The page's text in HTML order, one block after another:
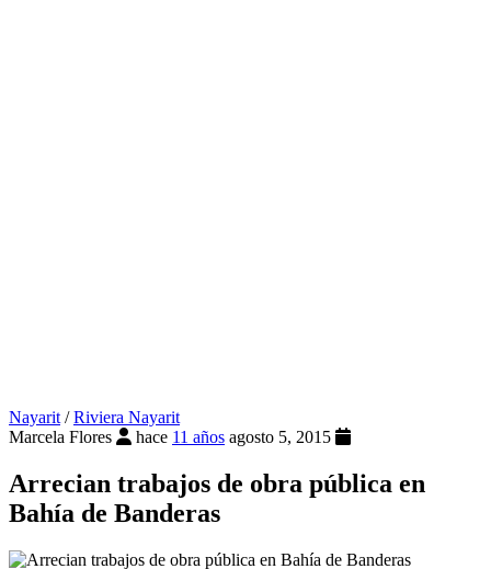
Nayarit/Riviera Nayarit
Marcela Flores
hace 11 años agosto 5, 2015
Arrecian trabajos de obra pública en
Bahía de Banderas